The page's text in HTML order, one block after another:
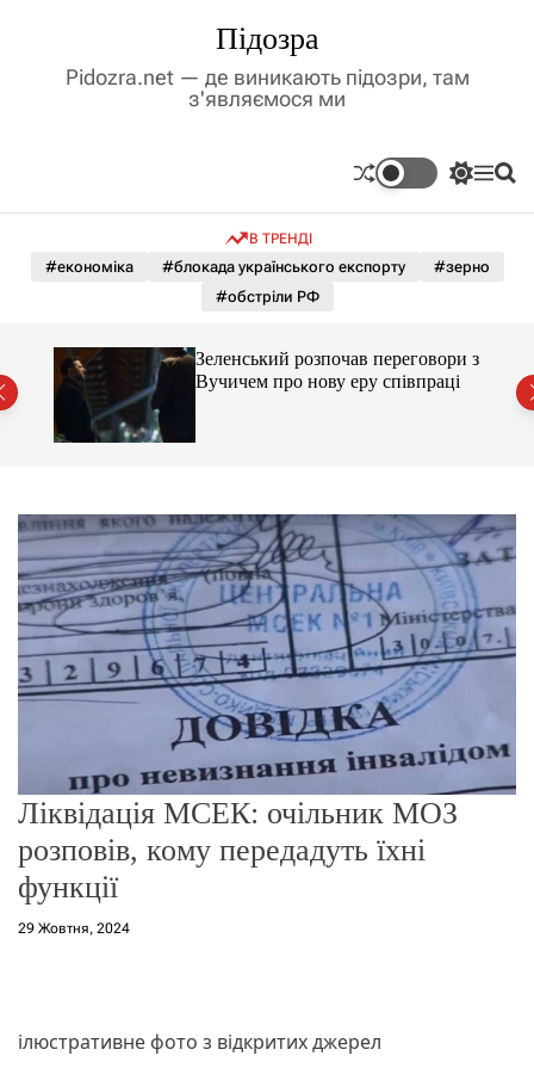
у
Підозра
Pidozra.net — де виникають підозри, там
з'являємося ми
П
м
к
о
г
о
р
е
ж
и
м
у
М П
В ТРЕНДІ
#економіка #блокада українського експорту
#зерно
#обстріли РФ
Зеленський розпочав переговори з
Вучичем про нову еру співпраці
Ліквідація МСЕК: очільник МОЗ
розповів, кому передадуть їхні
функції
29 Жовтня, 2024
ілюстративне фото з відкритих джерел